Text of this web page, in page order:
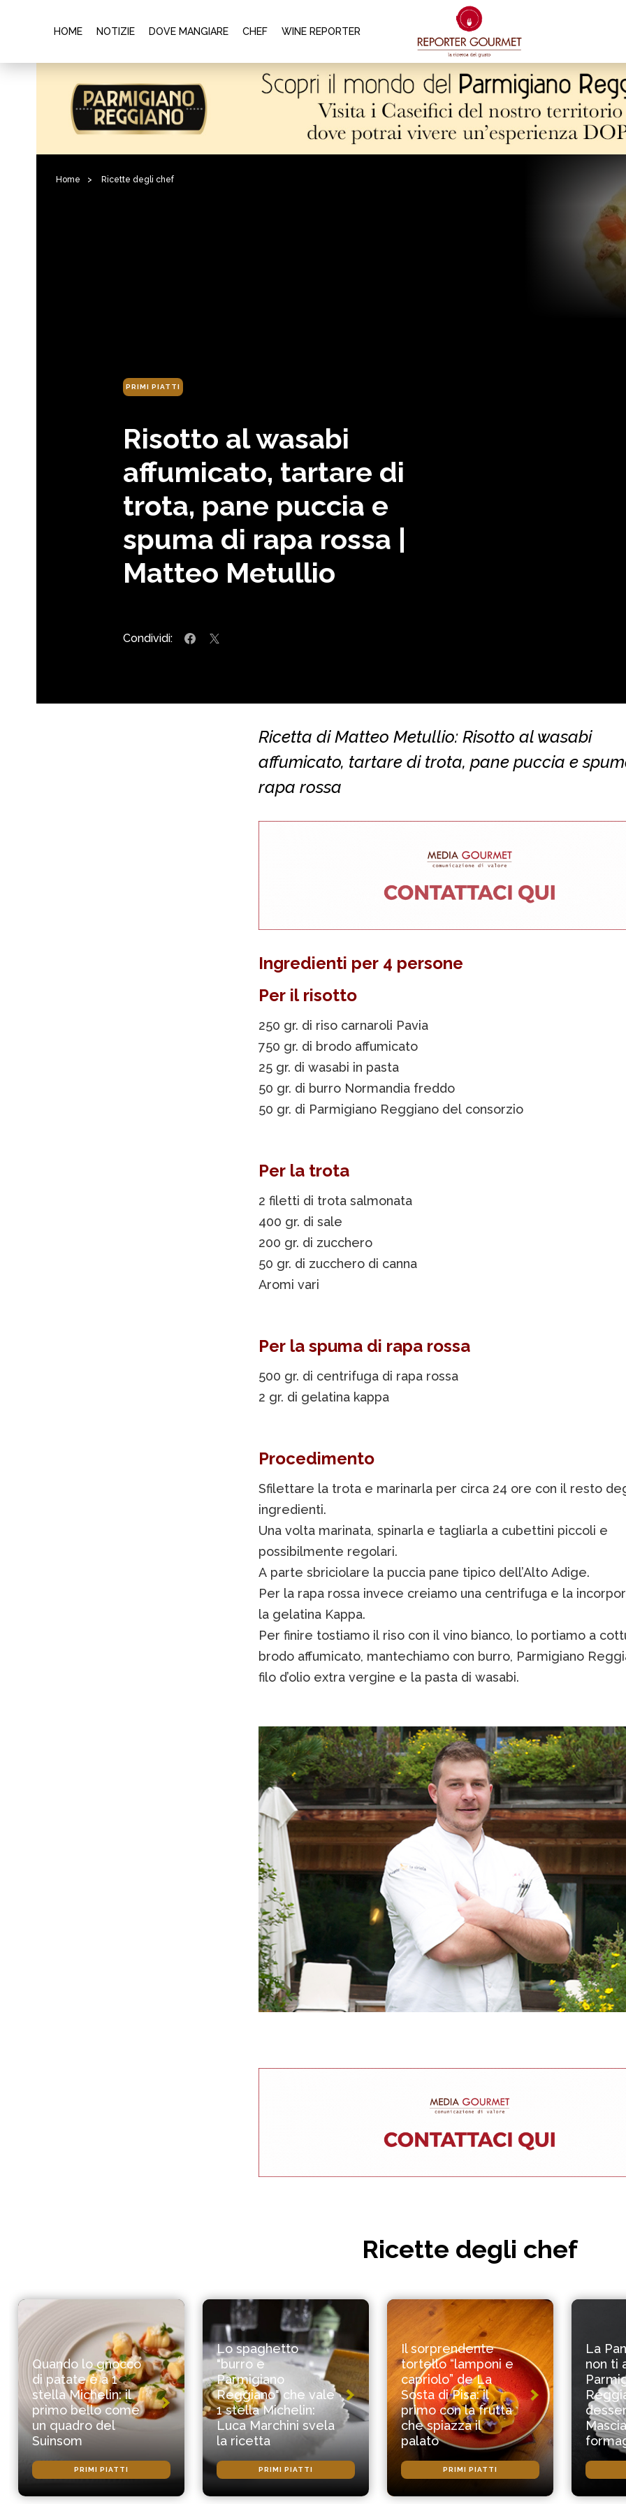
HOME NOTIZIE DOVE MANGIARE CHEF WINE REPORTER
Home > Ricette degli chef
PRIMI PIATTI
Risotto al wasabi
affumicato, tartare di
trota, pane puccia e
spuma di rapa rossa |
Matteo Metullio
Condividi:
Ricetta di Matteo Metullio: Risotto al wasabi
affumicato, tartare di trota, pane puccia e
rapa rossa
Ingredienti per 4 persone
Per il risotto
250 gr. di riso carnaroli Pavia
750 gr. di brodo affumicato
25 gr. di wasabi in pasta
50 gr. di burro Normandia freddo
50 gr. di Parmigiano Reggiano del consorzio
Per la trota
2 filetti di trota salmonata
400 gr. di sale
200 gr. di zucchero
50 gr. di zucchero di canna
Aromi vari
Per la spuma di rapa rossa
500 gr. di centrifuga di rapa rossa
2 gr. di gelatina kappa
Procedimento
Sfilettare la trota e marinarla per circa 24 ore con il resto
ingredienti.
Una volta marinata, spinarla e tagliarla a cubettini piccoli e
possibilmente regolari.
A parte sbriciolare la puccia pane tipico dell’Alto Adige.
Per la rapa rossa invece creiamo una centrifuga e la
la gelatina Kappa.
Per finire tostiamo il riso con il vino bianco, lo portiamo a
brodo affumicato, mantechiamo con burro, Parmigiano
filo d’olio extra vergine e la pasta di wasabi.
Ricette degli chef
Quando lo gnocco
di patate è a 1
stella Michelin: il
primo bello come
un quadro del
Suinsom
PRIMI PIATTI
Lo spaghetto
"burro e
Parmigiano
Reggiano" che vale
1 stella Michelin:
Luca Marchini svela
la ricetta
PRIMI PIATTI
Il sorprendente
tortello “lamponi e
capriolo” de La
Sosta di Pisa: il
primo con la frutta
che spiazza il
palato
PRIMI PIATTI
La
non ti